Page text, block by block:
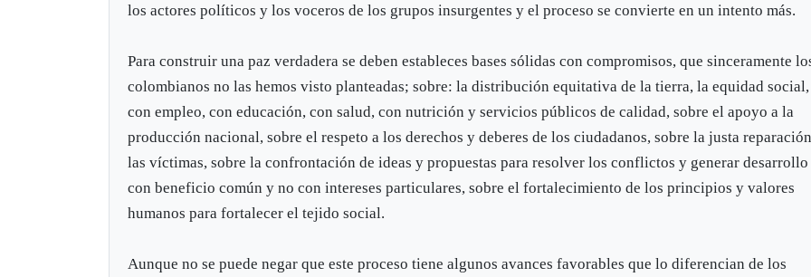
los actores políticos y los voceros de los grupos insurgentes y el proceso se convierte en un intento más.
Para construir una paz verdadera se deben estableces bases sólidas con compromisos, que sinceramente
colombianos no las hemos visto planteadas; sobre: la distribución equitativa de la tierra, la equidad social,
con empleo, con educación, con salud, con nutrición y servicios públicos de calidad, sobre el apoyo a la
producción nacional, sobre el respeto a los derechos y deberes de los ciudadanos, sobre la justa
las víctimas, sobre la confrontación de ideas y propuestas para resolver los conflictos y generar desarrollo
con beneficio común y no con intereses particulares, sobre el fortalecimiento de los principios y valores
humanos para fortalecer el tejido social.
Aunque no se puede negar que este proceso tiene algunos avances favorables que lo diferencian de los